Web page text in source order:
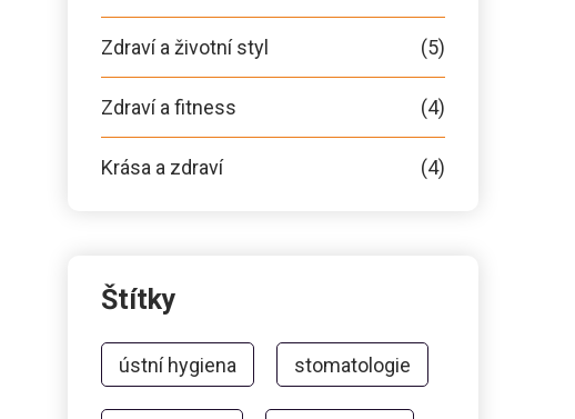
Zdraví a životní styl (5)
Zdraví a fitness (4)
Krása a zdraví (4)
Štítky
ústní hygiena stomatologie